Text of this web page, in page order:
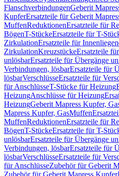
FlanschverbindungenGeberit
KupferErsatzteile für Geberit
MuffenReduktionenErsatzteile für
BögenT-StückeErsatzteile für T-
ZirkulationErsatzteile für
ZirkulationKreuzstückeErsatzteile
unlösbarErsatzteile für Übergänge
Verbindungen, lösbarErsatzteile für
lösbarVerschlüsseErsatzteile für
für AnschlüsseT-Stücke für Heizung
HeizungAnschlüsse für Heizung
HeizungGeberit Mapress Kupfer,
Mapress Kupfer, GasMuffen
MuffenReduktionenErsatzteile für
BögenT-StückeErsatzteile für T-
unlösbarErsatzteile für Übergänge
Verbindungen, lösbarErsatzteile für
lösbarVerschlüsseErsatzteile für
für AnschlüsseZubehör für Geberit
Zubehör für Geberit Mapress Kupfer